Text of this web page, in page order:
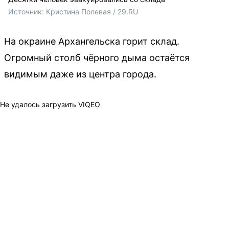
Источник: Кристина Полевая / 29.RU
На окраине Архангельска горит склад.
Огромный столб чёрного дыма остаётся
видимым даже из центра города.
Не удалось загрузить VIQEO